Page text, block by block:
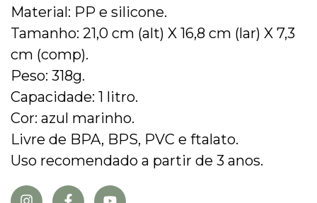
Material: PP e silicone.
Tamanho: 21,0 cm (alt) X 16,8 cm (lar) X 7,3
cm (comp).
Peso: 318g.
Capacidade: 1 litro.
Cor: azul marinho.
Livre de BPA, BPS, PVC e ftalato.
Uso recomendado a partir de 3 anos.